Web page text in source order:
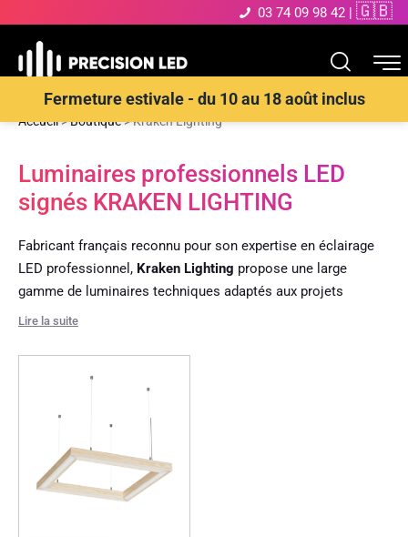
03 74 09 98 42 | 🇬🇧
Fermeture estivale - du 10 au 18 août inclus
Accueil>Boutique>Kraken Lighting
Luminaires professionnels LED
signés KRAKEN LIGHTING
Fabricant français reconnu pour son expertise en éclairage
LED professionnel, Kraken Lighting propose une large
gamme de luminaires techniques adaptés aux projets
architecturaux, commerciaux et industriels.
se distinguent par leur qualité de finition, leur
rendement lumineux et leur durabilité exemplaire
qualité strict, la marque répond parfaitement aux besoins
des installateurs, architectes et bureaux d’études exigeants.
Lire la suite